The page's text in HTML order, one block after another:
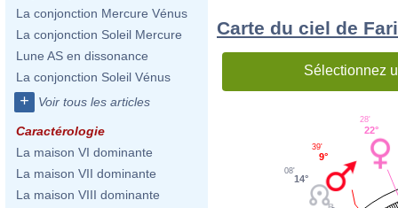
La conjonction Mercure Vénus
La conjonction Soleil Mercure
Lune AS en dissonance
La conjonction Soleil Vénus
+ Voir tous les articles
Caractérologie
La maison VI dominante
La maison VII dominante
La maison VIII dominante
Carte du ciel de
Sélectionnez
22°
28'
9°
39'
14°
08'